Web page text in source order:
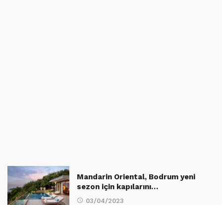
Mandarin Oriental, Bodrum yeni
sezon için kapılarını…
03/04/2023